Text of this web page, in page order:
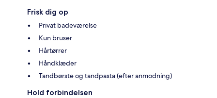
Frisk dig op
Privat badeværelse
Kun bruser
Hårtørrer
Håndklæder
Tandbørste og tandpasta (efter anmodning)
Hold forbindelsen